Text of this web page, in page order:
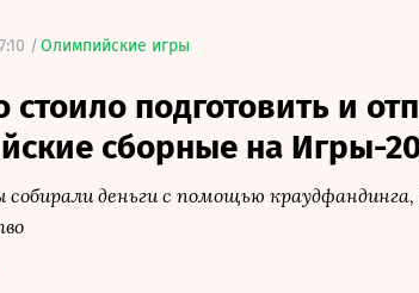
/Олимпийские игры
стоило подготовить и
сборные на Игры-
собирали деньги с помощью